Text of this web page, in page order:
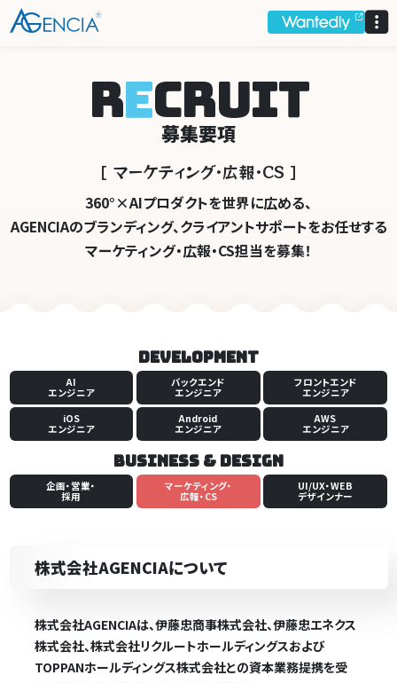
募集要項
RECRUIT
［ マーケティング･広報･CS ］
360°×AIプロダクトを世界に広める、
AGENCIAのブランディング、クライアントサポートをお任せする
マーケティング・広報・CS担当を募集！
Development
AI
エンジニア
バックエンド
エンジニア
フロントエンド
エンジニア
iOS
エンジニア
Android
エンジニア
AWS
エンジニア
Business & Design
企画・営業・
採用
マーケティング・
広報・CS
UI/UX・WEB
デザインナー
株式会社AGENCIAについて
株式会社AGENCIAは、伊藤忠商事株式会社、伊藤忠エネクス
株式会社、株式会社リクルートホールディングスおよび
TOPPANホールディングス株式会社との資本業務提携を受